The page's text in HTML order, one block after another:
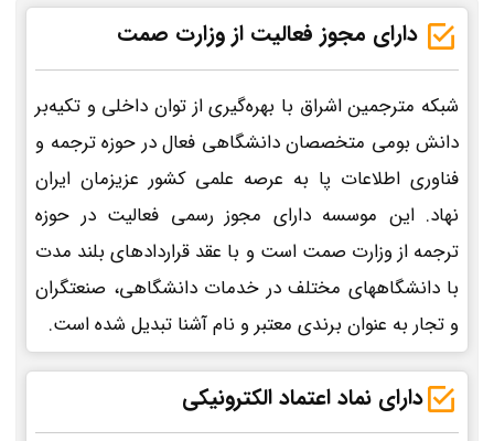
دارای مجوز فعالیت از وزارت صمت
شبکه مترجمین اشراق با بهره‌گیری از توان داخلی و تکیه‌بر
دانش بومی متخصصان دانشگاهی فعال در حوزه ترجمه و
فناوری اطلاعات پا به عرصه علمی کشور عزیزمان ایران
نهاد. این موسسه دارای مجوز رسمی فعالیت در حوزه
ترجمه از وزارت صمت است و با عقد قراردادهای بلند مدت
با دانشگاههای مختلف در خدمات دانشگاهی، صنعتگران
و تجار به عنوان برندی معتبر و نام آشنا تبدیل شده است.
دارای نماد اعتماد الکترونیکی